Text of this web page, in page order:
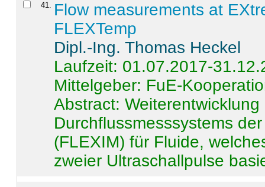
41. Flow measurements at
FLEXTemp
Dipl.-Ing. Thomas Heckel
Laufzeit: 01.07.2017-
Mittelgeber: FuE-
Abstract:
Durchflussmesssystems
(FLEXIM) für Fluide,
zweier Ultraschallpulse